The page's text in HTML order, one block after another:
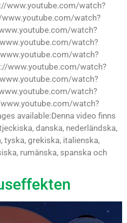
www.youtube.com/watch?
watch?
watch?
watch?
watch?
www.youtube.com/watch?
watch?
watch?
watch?
available:Denna video finns
danska, nederländska,
tyska, grekiska, italienska,
rumänska, spanska och